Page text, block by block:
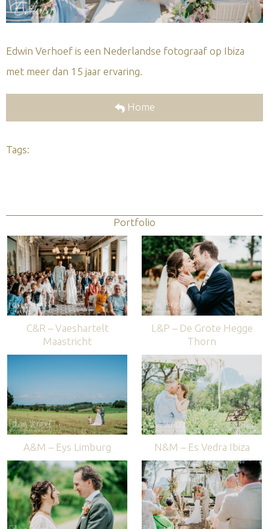
Edwin Verhoef is een Nederlandse fotograaf op Ibiza
met meer dan 15 jaar ervaring.
Home
Tags:
Portfolio
C&R – Vaeshartelt
Maastricht
L&P – De Grote Hegge
Thorn
A&M – Eys Limburg N&M – Es Vedra Ibiza